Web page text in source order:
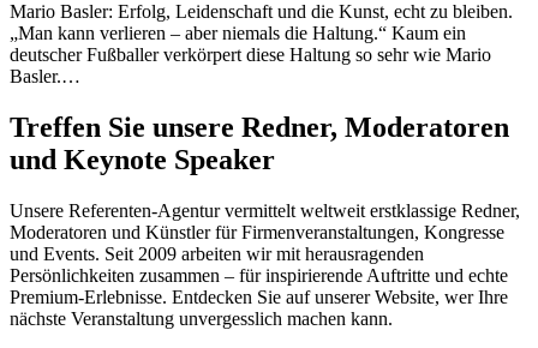
Mario Basler: Erfolg, Leidenschaft und die Kunst, echt zu bleiben.
„Man kann verlieren – aber niemals die Haltung.“ Kaum ein
deutscher Fußballer verkörpert diese Haltung so sehr wie Mario
Basler.…
Treffen Sie unsere Redner, Moderatoren
und Keynote Speaker
Unsere Referenten-Agentur vermittelt weltweit erstklassige Redner,
Moderatoren und Künstler für Firmenveranstaltungen, Kongresse
und Events. Seit 2009 arbeiten wir mit herausragenden
Persönlichkeiten zusammen – für inspirierende Auftritte und echte
Premium-Erlebnisse. Entdecken Sie auf unserer Website, wer Ihre
nächste Veranstaltung unvergesslich machen kann.